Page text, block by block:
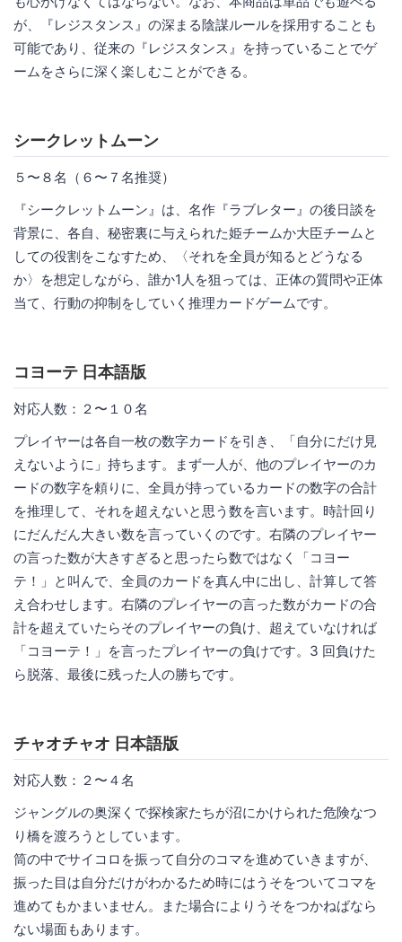
が、『レジスタンス』の深まる陰謀ルールを採用することも
可能であり、従来の『レジスタンス』を持っていることでゲ
ームをさらに深く楽しむことができる。
シークレットムーン
５〜８名（６〜７名推奨）
『シークレットムーン』は、名作『ラブレター』の後日談を
背景に、各自、秘密裏に与えられた姫チームか大臣チームと
しての役割をこなすため、〈それを全員が知るとどうなる
か〉を想定しながら、誰か1人を狙っては、正体の質問や正体
当て、行動の抑制をしていく推理カードゲームです。
コヨーテ 日本語版
対応人数：２〜１０名
プレイヤーは各自一枚の数字カードを引き、「自分にだけ見
えないように」持ちます。まず一人が、他のプレイヤーのカ
ードの数字を頼りに、全員が持っているカードの数字の合計
を推理して、それを超えないと思う数を言います。時計回り
にだんだん大きい数を言っていくのです。右隣のプレイヤー
の言った数が大きすぎると思ったら数ではなく「コヨー
テ！」と叫んで、全員のカードを真ん中に出し、計算して答
え合わせします。右隣のプレイヤーの言った数がカードの合
計を超えていたらそのプレイヤーの負け、超えていなければ
「コヨーテ！」を言ったプレイヤーの負けです。3 回負けた
ら脱落、最後に残った人の勝ちです。
チャオチャオ 日本語版
対応人数：２〜４名
ジャングルの奥深くで探検家たちが沼にかけられた危険なつ
り橋を渡ろうとしています。
筒の中でサイコロを振って自分のコマを進めていきますが、
振った目は自分だけがわかるため時にはうそをついてコマを
進めてもかまいません。また場合によりうそをつかねばなら
ない場面もあります。